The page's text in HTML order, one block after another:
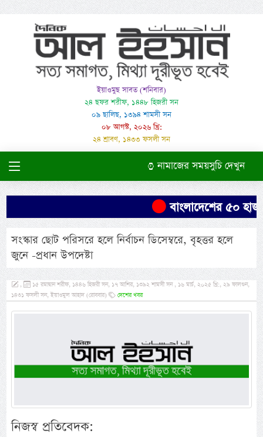
ইয়াওমুছ সাবত (শনিবার)
২৪ ছফর শরীফ, ১৪৪৮ হিজরী সন
০৯ ছালিছ, ১৩৯৪ শামসী সন
০৮ আগস্ট, ২০২৬ খ্রি:
২৪ শ্রাবণ, ১৪৩৩ ফসলী সন
নামাজের সময়সুচি দেখুন
বাংলাদেশের ৫০
সংস্কার ছোট পরিসরে হলে নির্বাচন ডিসেম্বরে, বৃহত্তর হলে
জুনে -প্রধান উপদেষ্টা
,
১৫ রমাদ্বান শরীফ, ১৪৪৬ হিজরী সন, ১৭ আশির, ১৩৯২ শামসী সন , ১৬ মার্চ, ২০২৫ খ্রি:, ২৯ ফালগুন,
১৪৩১ ফসলী সন, ইয়াওমুল আহাদ (রোববার)
দেশের খবর
নিজস্ব প্রতিবেদক: